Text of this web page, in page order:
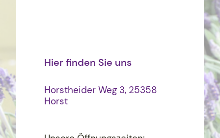
Hier finden Sie uns
Horstheider Weg 3, 25358
Horst